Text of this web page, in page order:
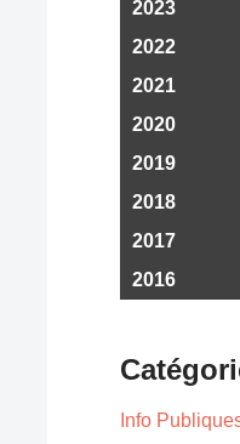
2023
2022
2021
2020
2019
2018
2017
2016
Info